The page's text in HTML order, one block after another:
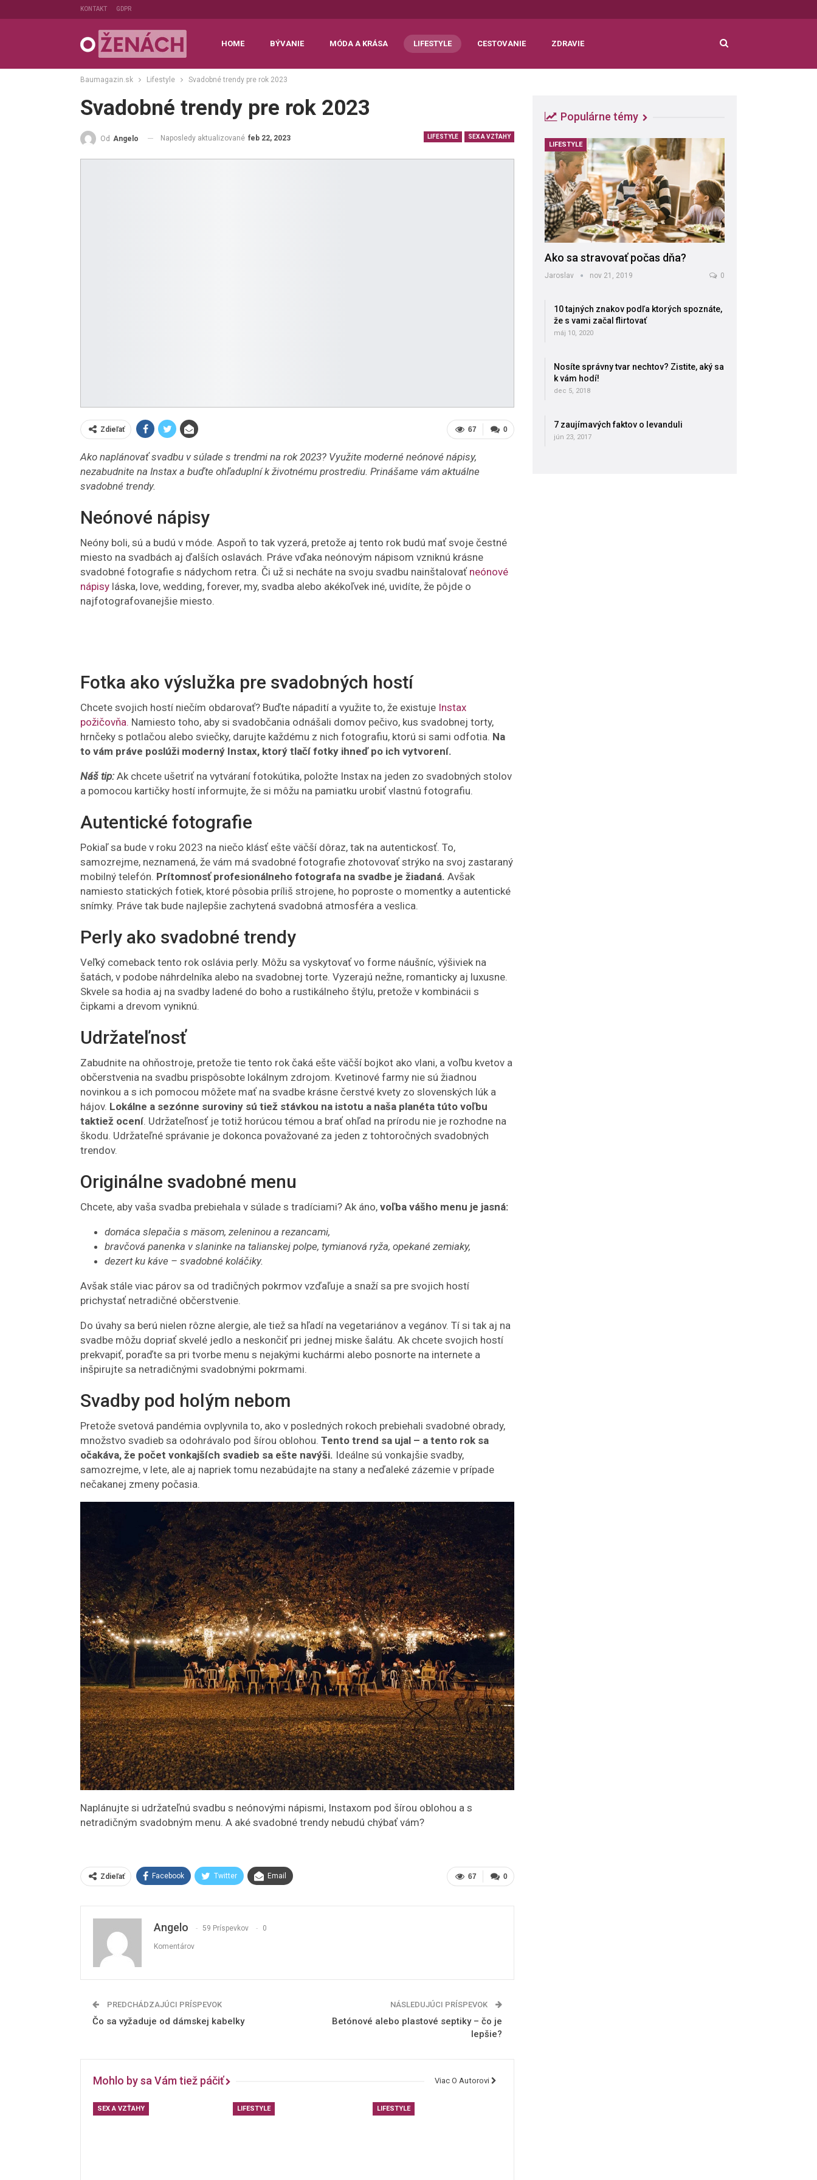
KONTAKT GDPR
HOME BÝVANIE MÓDA A KRÁSA LIFESTYLE CESTOVANIE ZDRAVIE
Baumagazin.sk Lifestyle Svadobné trendy pre rok 2023
Svadobné trendy pre rok 2023
LIFESTYLE SEX A VZŤAHY
Od Angelo Naposledy aktualizované feb 22, 2023
0
67
Zdieľať
Ako naplánovať svadbu v súlade s trendmi na rok 2023? Využite moderné neónové nápisy,
nezabudnite na Instax a buďte ohľaduplní k životnému prostrediu. Prinášame vám aktuálne
svadobné trendy.
Neónové nápisy
Neóny boli, sú a budú v móde. Aspoň to tak vyzerá, pretože aj tento rok budú mať svoje čestné
miesto na svadbách aj ďalších oslavách. Práve vďaka neónovým nápisom vzniknú krásne
svadobné fotografie s nádychom retra. Či už si necháte na svoju svadbu nainštalovať neónové
nápisy láska, love, wedding, forever, my, svadba alebo akékoľvek iné, uvidíte, že pôjde o
najfotografovanejšie miesto.
Fotka ako výslužka pre svadobných hostí
Chcete svojich hostí niečím obdarovať? Buďte nápadití a využite to, že existuje Instax
požičovňa. Namiesto toho, aby si svadobčania odnášali domov pečivo, kus svadobnej torty,
hrnčeky s potlačou alebo sviečky, darujte každému z nich fotografiu, ktorú si sami odfotia. Na
to vám práve poslúži moderný Instax, ktorý tlačí fotky ihneď po ich vytvorení.
Náš tip: Ak chcete ušetriť na vytváraní fotokútika, položte Instax na jeden zo svadobných stolov
a pomocou kartičky hostí informujte, že si môžu na pamiatku urobiť vlastnú fotografiu.
Autentické fotografie
Pokiaľ sa bude v roku 2023 na niečo klásť ešte väčší dôraz, tak na autentickosť. To,
samozrejme, neznamená, že vám má svadobné fotografie zhotovovať strýko na svoj zastaraný
mobilný telefón. Prítomnosť profesionálneho fotografa na svadbe je žiadaná. Avšak
namiesto statických fotiek, ktoré pôsobia príliš strojene, ho poproste o momentky a autentické
snímky. Práve tak bude najlepšie zachytená svadobná atmosféra a veslica.
Perly ako svadobné trendy
Veľký comeback tento rok oslávia perly. Môžu sa vyskytovať vo forme náušníc, výšiviek na
šatách, v podobe náhrdelníka alebo na svadobnej torte. Vyzerajú nežne, romanticky aj luxusne.
Skvele sa hodia aj na svadby ladené do boho a rustikálneho štýlu, pretože v kombinácii s
čipkami a drevom vyniknú.
Udržateľnosť
Zabudnite na ohňostroje, pretože tie tento rok čaká ešte väčší bojkot ako vlani, a voľbu kvetov a
občerstvenia na svadbu prispôsobte lokálnym zdrojom. Kvetinové farmy nie sú žiadnou
novinkou a s ich pomocou môžete mať na svadbe krásne čerstvé kvety zo slovenských lúk a
hájov. Lokálne a sezónne suroviny sú tiež stávkou na istotu a naša planéta túto voľbu
taktiež ocení. Udržateľnosť je totiž horúcou témou a brať ohľad na prírodu nie je rozhodne na
škodu. Udržateľné správanie je dokonca považované za jeden z tohtoročných svadobných
trendov.
Originálne svadobné menu
Chcete, aby vaša svadba prebiehala v súlade s tradíciami? Ak áno, voľba vášho menu je jasná:
domáca slepačia s mäsom, zeleninou a rezancami,
bravčová panenka v slaninke na talianskej polpe, tymianová ryža, opekané zemiaky,
dezert ku káve – svadobné koláčiky.
Avšak stále viac párov sa od tradičných pokrmov vzďaľuje a snaží sa pre svojich hostí
prichystať netradičné občerstvenie.
Do úvahy sa berú nielen rôzne alergie, ale tiež sa hľadí na vegetariánov a vegánov. Tí si tak aj na
svadbe môžu dopriať skvelé jedlo a neskončiť pri jednej miske šalátu. Ak chcete svojich hostí
prekvapiť, poraďte sa pri tvorbe menu s nejakými kuchármi alebo posnorte na internete a
inšpirujte sa netradičnými svadobnými pokrmami.
Svadby pod holým nebom
Pretože svetová pandémia ovplyvnila to, ako v posledných rokoch prebiehali svadobné obrady,
množstvo svadieb sa odohrávalo pod šírou oblohou. Tento trend sa ujal – a tento rok sa
očakáva, že počet vonkajších svadieb sa ešte navýši. Ideálne sú vonkajšie svadby,
samozrejme, v lete, ale aj napriek tomu nezabúdajte na stany a neďaleké zázemie v prípade
nečakanej zmeny počasia.
Naplánujte si udržateľnú svadbu s neónovými nápismi, Instaxom pod šírou oblohou a s
netradičným svadobným menu. A aké svadobné trendy nebudú chýbať vám?
0
67
Zdieľať Facebook Twitter Email
Angelo 59 Príspevkov 0
Komentárov
PREDCHÁDZAJÚCI PRÍSPEVOK
Čo sa vyžaduje od dámskej kabelky
NÁSLEDUJÚCI PRÍSPEVOK
Betónové alebo plastové septiky – čo je
lepšie?
Mohlo by sa Vám tiež páčiť Viac O Autorovi
SEX A VZŤAHY LIFESTYLE LIFESTYLE
Populárne témy
LIFESTYLE
Ako sa stravovať počas dňa?
Jaroslav nov 21, 2019 0
10 tajných znakov podľa ktorých spoznáte,
že s vami začal flirtovať
máj 10, 2020
Nosíte správny tvar nechtov? Zistite, aký sa
k vám hodí!
dec 5, 2018
7 zaujímavých faktov o levanduli
jún 23, 2017